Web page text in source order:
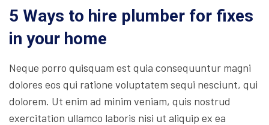
5 Ways to hire plumber for fixes
in your home
Neque porro quisquam est quia consequuntur magni
dolores eos qui ratione voluptatem sequi nesciunt, qui
dolorem. Ut enim ad minim veniam, quis nostrud
exercitation ullamco laboris nisi ut aliquip ex ea